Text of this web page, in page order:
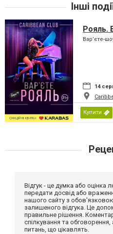
Інші
Рояль.
Вар’єте-
14
Купити
Відгук - це думка або оцінка
передати досвід або
нашого сайту з
залишеного відгука. Це
правильне рішення.
спілкування та
питань, що цікавлять.